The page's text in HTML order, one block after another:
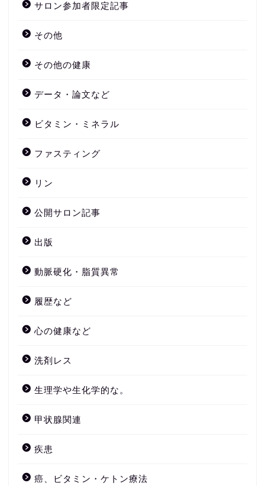
サロン参加者限定記事
その他
その他の健康
データ・論文など
ビタミン・ミネラル
ファスティング
リン
公開サロン記事
出版
動脈硬化・脂質異常
履歴など
心の健康など
洗剤レス
生理学や生化学的な。
甲状腺関連
疾患
癌、ビタミン・ケトン療法